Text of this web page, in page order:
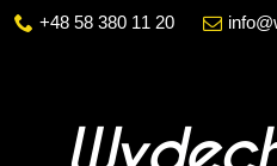
+48 58 380 11 20